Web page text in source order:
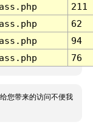
211
62
94
76
您带来的访问不便我